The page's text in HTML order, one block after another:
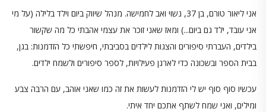
אני ליאור טורם, בן 37, נשוי ואב לחמישה. מנהל שיווק ביום וילד בלילה (על מי
אני עובד, ילד גם ביום...) ומאז שאני זוכר את עצמי אהבתי כל מה שקשור
בילדים, העברתי סיפורים והצגות לילדים בסביבתי, חיפשתי כל הזדמנות: בגן,
בבית הספר ובשכונה כדי לארגן פעילויות, לספר סיפורים ולשמח ילדים.
עכשיו סוף סוף יש לי הזדמנות לעשות את זה כמו שאני אוהב, עם הרבה צבע
ומילים, ואני שמח לשתף אתכם יחד איתי.